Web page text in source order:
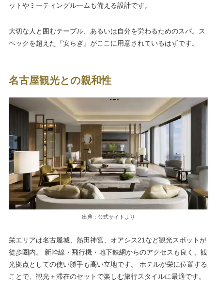
ットやミーティングルームも備える設計です。
大切な人と囲むテーブル、あるいは自分を労わるためのスパ。ス
ペックを超えた『安らぎ』がここに用意されているはずです。
名古屋観光との親和性
出典：公式サイトより
栄エリアは名古屋城、熱田神宮、オアシス21など観光スポットが
徒歩圏内。 新幹線・飛行機・地下鉄網からのアクセスも良く、観
光拠点としての使い勝手も高い立地です。 ホテルが栄に位置する
ことで、観光＋滞在のセットで楽しむ旅行スタイルに最適です。